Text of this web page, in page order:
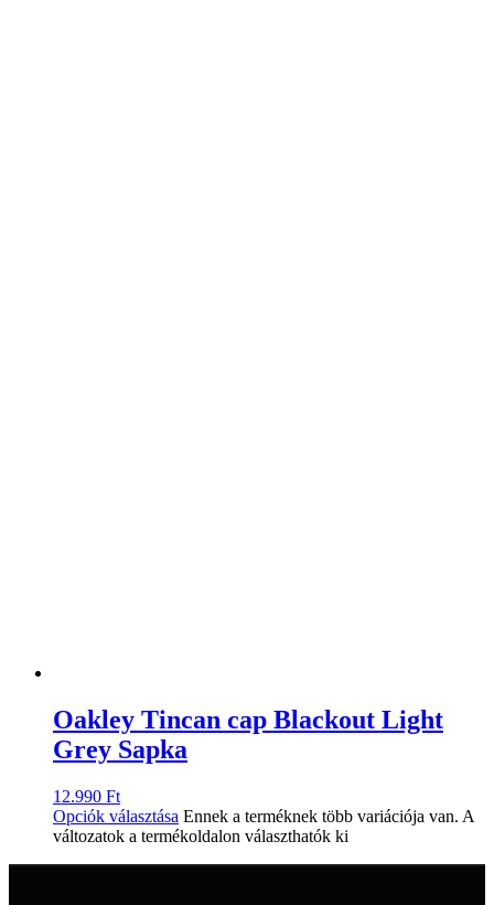
Oakley Tincan cap Blackout Light
Grey Sapka
12.990 Ft
Opciók választása Ennek a terméknek több variációja van. A
változatok a termékoldalon választhatók ki